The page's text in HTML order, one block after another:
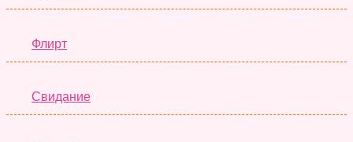
Флирт
Свидание